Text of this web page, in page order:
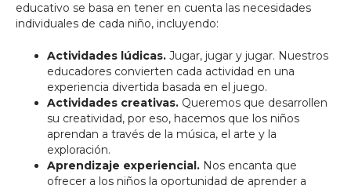
educativo se basa en tener en cuenta las necesidades
individuales de cada niño, incluyendo:
Actividades lúdicas. Jugar, jugar y jugar. Nuestros
educadores convierten cada actividad en una
experiencia divertida basada en el juego.
Actividades creativas. Queremos que desarrollen
su creatividad, por eso, hacemos que los niños
aprendan a través de la música, el arte y la
exploración.
Aprendizaje experiencial. Nos encanta que
ofrecer a los niños la oportunidad de aprender a